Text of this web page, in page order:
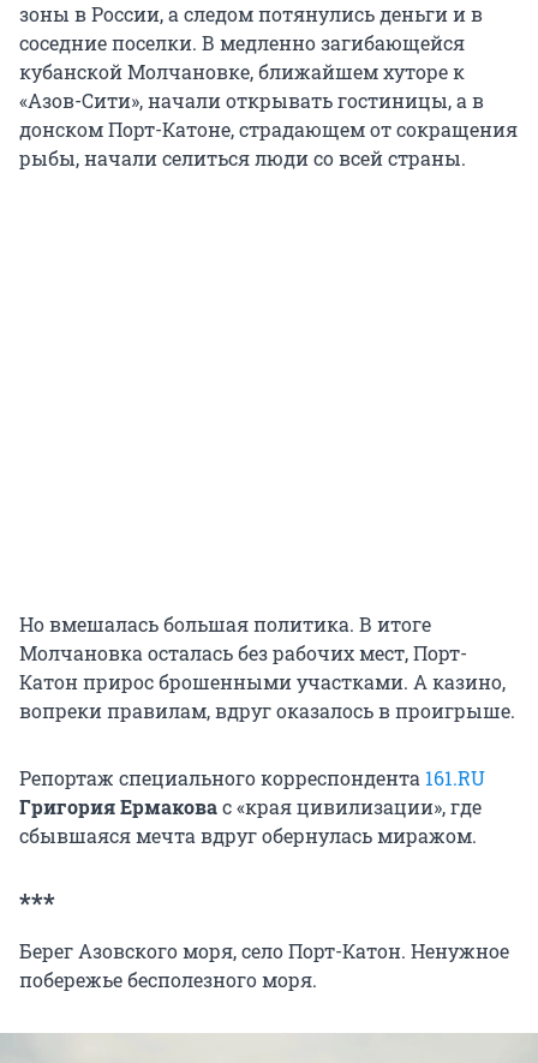
зоны в России, а следом потянулись деньги и в
соседние поселки. В медленно загибающейся
кубанской Молчановке, ближайшем хуторе к
«Азов-Сити», начали открывать гостиницы, а в
донском Порт-Катоне, страдающем от сокращения
рыбы, начали селиться люди со всей страны.
Но вмешалась большая политика. В итоге
Молчановка осталась без рабочих мест, Порт-
Катон прирос брошенными участками. А казино,
вопреки правилам, вдруг оказалось в проигрыше.
Репортаж специального корреспондента 161.RU
Григория Ермаковас «края цивилизации», где
сбывшаяся мечта вдруг обернулась миражом.
***
Берег Азовского моря, село Порт-Катон. Ненужное
побережье бесполезного моря.